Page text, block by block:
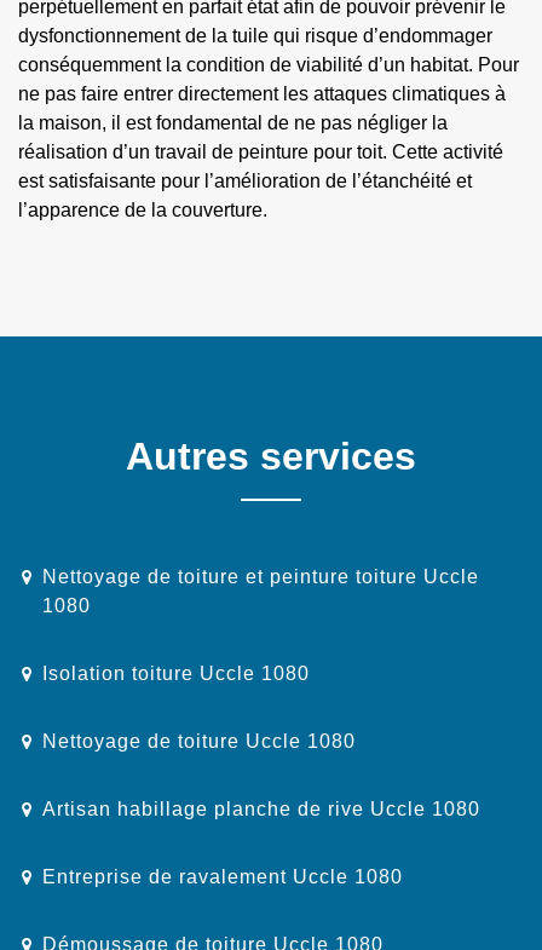
perpétuellement en parfait état afin de pouvoir prévenir le
dysfonctionnement de la tuile qui risque d’endommager
conséquemment la condition de viabilité d’un habitat. Pour
ne pas faire entrer directement les attaques climatiques à
la maison, il est fondamental de ne pas négliger la
réalisation d’un travail de peinture pour toit. Cette activité
est satisfaisante pour l’amélioration de l’étanchéité et
l’apparence de la couverture.
Autres services
Nettoyage de toiture et peinture toiture Uccle
1080
Isolation toiture Uccle 1080
Nettoyage de toiture Uccle 1080
Artisan habillage planche de rive Uccle 1080
Entreprise de ravalement Uccle 1080
Démoussage de toiture Uccle 1080